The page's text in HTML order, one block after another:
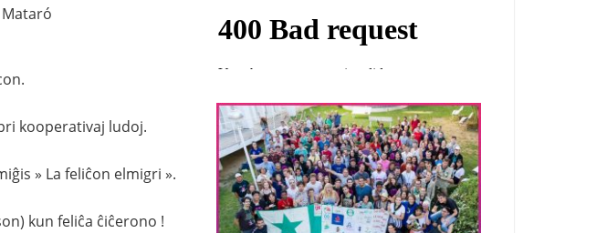
kooperativaj ludoj.
» La feliĉon elmigri ».
kun feliĉa ĉiĉerono !